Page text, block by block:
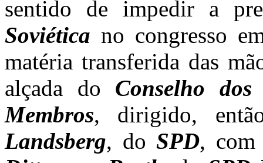
sentido de impedir a
Soviética no congresso
matéria transferida das
alçada do Conselho
Membros, dirigido,
Landsberg, do SPD, com